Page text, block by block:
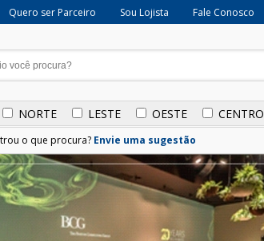
Quero ser Parceiro Sou Lojista Fale Conosco
NORTE LESTE OESTE CENTRO
o que procura? Envie uma sugestão